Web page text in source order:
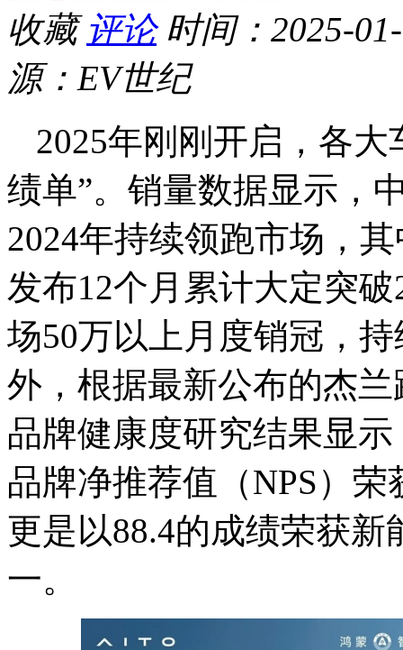
收藏 评论 时间：2025-
源：EV世纪
2025年刚刚开启，各
绩单”。销量数据显示，
2024年持续领跑市场，
发布12个月累计大定突
场50万以上月度销冠，
外，根据最新公布的杰
品牌健康度研究结果显
品牌净推荐值（NPS）
更是以88.4的成绩荣获
一。